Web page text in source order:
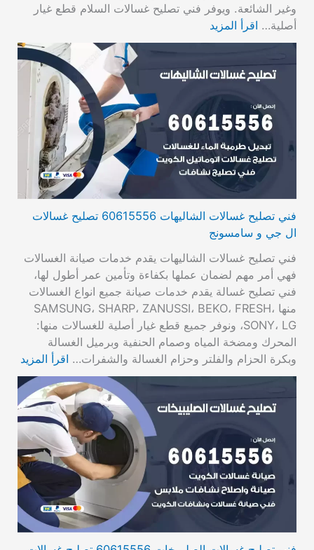
وغير الشائعة. ويوفر فني تصليح غسالات السلام قطع غيار
أصلية… اقرأ المزيد
فني تصليح غسالات الشاليهات 60615556 تصليح غسالات
ال جي و سامسونج
فني تصليح غسالات الشاليهات يقدم خدمات صيانة الغسالات
فهي أمر مهم لضمان عملها بكفاءة وتأمين عمر أطول لها،
فني تصليح غسالة يقدم خدمات صيانة جميع انواع الغسالات
منها SAMSUNG، SHARP، ZANUSSI، BEKO، FRESH،
SONY، LG، ونوفر جميع قطع غيار أصلية للغسالات منها:
المحرك ومضخة المياه وصمام الحنفية وبرميل الغسالة
وبكرة الحزام والفلتر وحزام الغسالة والشفرات… اقرأ المزيد